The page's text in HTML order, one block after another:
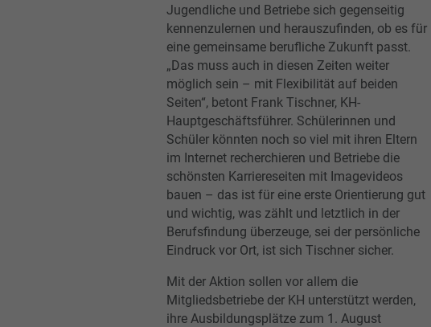
Jugendliche und Betriebe sich gegenseitig
kennenzulernen und herauszufinden, ob es für
eine gemeinsame berufliche Zukunft passt.
„Das muss auch in diesen Zeiten weiter
möglich sein – mit Flexibilität auf beiden
Seiten“, betont Frank Tischner, KH-
Hauptgeschäftsführer. Schülerinnen und
Schüler könnten noch so viel mit ihren Eltern
im Internet recherchieren und Betriebe die
schönsten Karriereseiten mit Imagevideos
bauen – das ist für eine erste Orientierung gut
und wichtig, was zählt und letztlich in der
Berufsfindung überzeuge, sei der persönliche
Eindruck vor Ort, ist sich Tischner sicher.
Mit der Aktion sollen vor allem die
Mitgliedsbetriebe der KH unterstützt werden,
ihre Ausbildungsplätze zum 1. August